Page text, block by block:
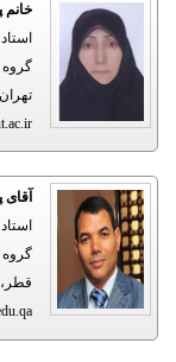
خانم
استاد
گروه
تهران،
ut.ac.ir
آقای
استاد
گروه
قطر، قطر
qu.edu.qa